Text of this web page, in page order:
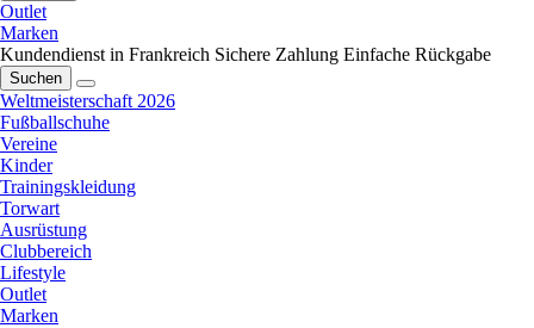
Outlet
Marken
Kundendienst in Frankreich Sichere Zahlung Einfache Rückgabe
Suchen
Weltmeisterschaft 2026
Fußballschuhe
Vereine
Kinder
Trainingskleidung
Torwart
Ausrüstung
Clubbereich
Lifestyle
Outlet
Marken